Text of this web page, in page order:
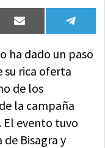
Compartir
en
Email
en
ha dado un paso
rica oferta
de los
la campaña
El evento tuvo
Bisagra y